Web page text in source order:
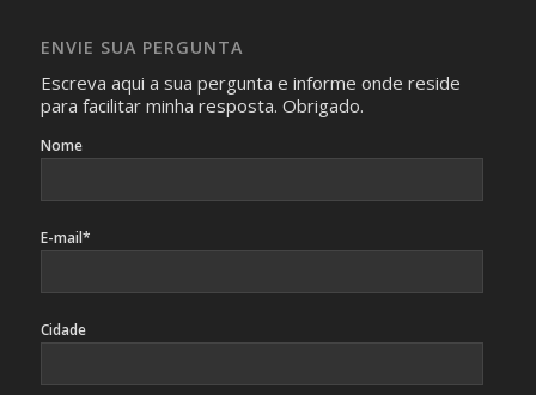
identificação da pessoa fotografada.
ENVIE SUA PERGUNTA
Escreva aqui a sua pergunta e informe onde reside
para facilitar minha resposta. Obrigado.
Nome
E-mail*
Cidade